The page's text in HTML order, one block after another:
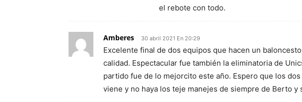
el rebote con todo.
Amberes 30 abril 2021 En 20:29
Excelente final de dos equipos que hacen un
calidad. Espectacular fue también la eliminatoria de
partido fue de lo mejorcito este año. Espero que los
viene y no haya los teje manejes de siempre de Berto y